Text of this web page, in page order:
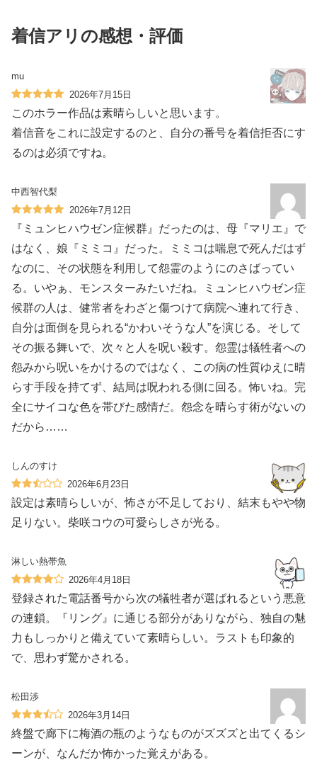
着信アリの感想・評価
mu
2026年7月15日
このホラー作品は素晴らしいと思います。
着信音をこれに設定するのと、自分の番号を着信拒否にす
るのは必須ですね。
中西智代梨
2026年7月12日
『ミュンヒハウゼン症候群』だったのは、母『マリエ』で
はなく、娘『ミミコ』だった。ミミコは喘息で死んだはず
なのに、その状態を利用して怨霊のようにのさばってい
る。いやぁ、モンスターみたいだね。ミュンヒハウゼン症
候群の人は、健常者をわざと傷つけて病院へ連れて行き、
自分は面倒を見られる“かわいそうな人”を演じる。そして
その振る舞いで、次々と人を呪い殺す。怨霊は犠牲者への
怨みから呪いをかけるのではなく、この病の性質ゆえに晴
らす手段を持てず、結局は呪われる側に回る。怖いね。完
全にサイコな色を帯びた感情だ。怨念を晴らす術がないの
だから……
しんのすけ
2026年6月23日
設定は素晴らしいが、怖さが不足しており、結末もやや物
足りない。柴咲コウの可愛らしさが光る。
淋しい熱帯魚
2026年4月18日
登録された電話番号から次の犠牲者が選ばれるという悪意
の連鎖。『リング』に通じる部分がありながら、独自の魅
力もしっかりと備えていて素晴らしい。ラストも印象的
で、思わず驚かされる。
松田渉
2026年3月14日
終盤で廊下に梅酒の瓶のようなものがズズズと出てくるシ
ーンが、なんだか怖かった覚えがある。